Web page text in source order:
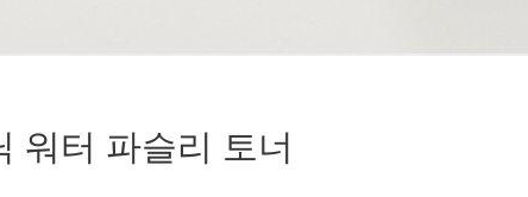
워터 파슬리 토너